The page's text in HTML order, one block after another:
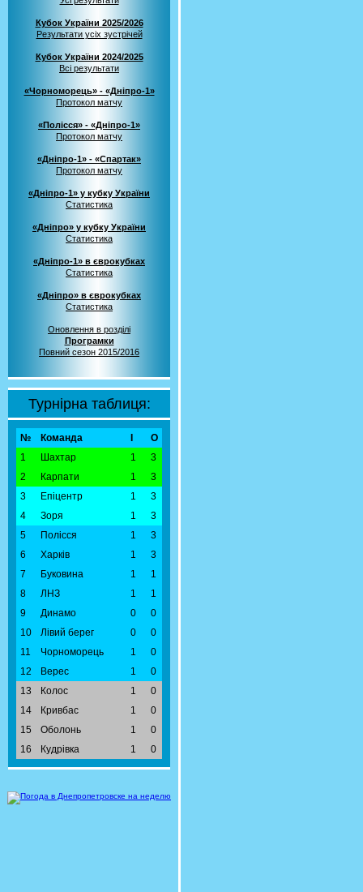
Кубок України 2025/2026
Результати усіх зустрічей
Кубок України 2024/2025
Всі результати
«Чорноморець» - «Дніпро-1»
Протокол матчу
«Полісся» - «Дніпро-1»
Протокол матчу
«Дніпро-1» - «Спартак»
Протокол матчу
«Дніпро-1» у кубку України
Статистика
«Дніпро» у кубку України
Статистика
«Дніпро-1» в єврокубках
Статистика
«Дніпро» в єврокубках
Статистика
Оновлення в розділі
Програмки
Повний сезон 2015/2016
Турнірна таблиця:
№ Команда
О
1
Шахтар 1
3
2
Карпати 1
3
3
Епіцентр 1
3
4
Зоря 1
3
5
Полісся 1
3
6
Харків 1
3
7
Буковина 1
1
8
ЛНЗ 1
1
9
Динамо 0
0
10
Лівий берег 0
0
11
Чорноморець 1
0
12
Верес 1
0
13
Колос 1
0
14
Кривбас 1
0
15
Оболонь 1
0
16
Кудрівка 1 0